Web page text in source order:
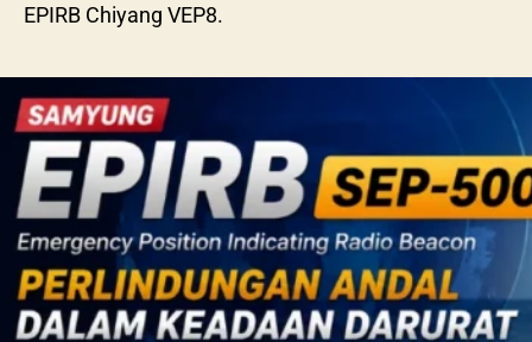
EPIRB Chiyang VEP8.